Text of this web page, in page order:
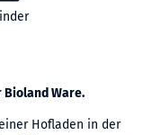
Ware.
Hofladen in der